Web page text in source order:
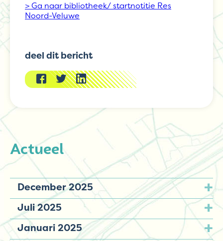
Actueel
December 2025
Juli 2025
Januari 2025
> Ga naar bibliotheek/ startnotitie Res
Noord-Veluwe
deel dit bericht